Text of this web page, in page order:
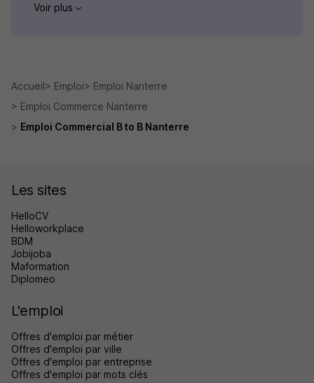
Voir plus
Accueil Emploi
Emploi Nanterre
Emploi Commerce Nanterre
Emploi Commercial B to B Nanterre
Les sites
HelloCV
Helloworkplace
BDM
Jobijoba
Maformation
Diplomeo
L'emploi
Offres d'emploi par métier
Offres d'emploi par ville
Offres d'emploi par entreprise
Offres d'emploi par mots clés